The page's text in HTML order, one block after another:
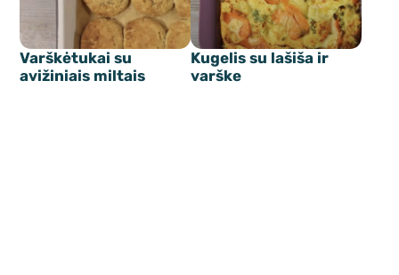
Varškėtukai su
avižiniais miltais
Kugelis su lašiša ir
varške